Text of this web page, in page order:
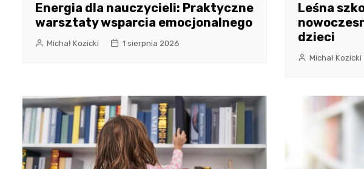
Energia dla nauczycieli: Praktyczne
warsztaty wsparcia emocjonalnego
Michał Kozicki 1 sierpnia 2026
Leśna
dzieci
Michał Kozicki